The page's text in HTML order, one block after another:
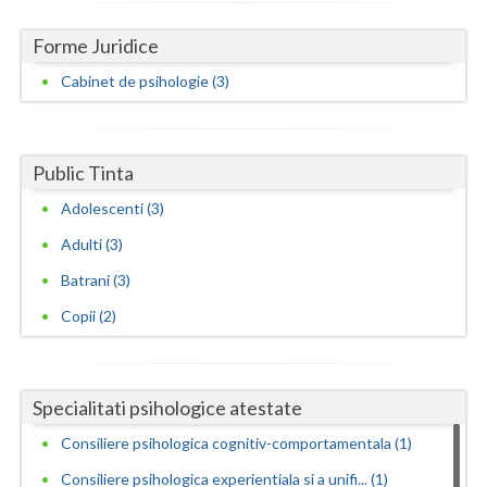
Interventie psihoterapeutica in tulburari ale c... (1)
Logoterapie in tulburarile de comunicare (1)
Psihodiagnostic si evaluare clinica (1)
Psihooncologie (1)
Psihoterapie - Interventie psihoterapeutica in ... (3)
Psihoterapie - Interventie psihoterapeutica in ... (3)
Psihoterapie - Interventie psihoterapeutica in ... (3)
Psihoterapie - Interventie psihoterapeutica in ... (2)
Psihoterapie - Interventie psihoterapeutica in ... (1)
Forme Juridice
Cabinet de psihologie (3)
Public Tinta
Adolescenti (3)
Adulti (3)
Batrani (3)
Copii (2)
Specialitati psihologice atestate
Consiliere psihologica cognitiv-comportamentala (1)
Consiliere psihologica experientiala si a unifi... (1)